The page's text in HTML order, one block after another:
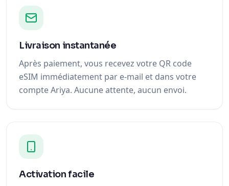
Livraison instantanée
Après paiement, vous recevez votre QR code
eSIM immédiatement par e-mail et dans votre
compte Ariya. Aucune attente, aucun envoi.
Activation facile